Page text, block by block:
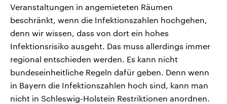
Veranstaltungen in angemieteten Räumen
beschränkt, wenn die Infektionszahlen hochgehen,
denn wir wissen, dass von dort ein hohes
Infektionsrisiko ausgeht. Das muss allerdings immer
regional entschieden werden. Es kann nicht
bundeseinheitliche Regeln dafür geben. Denn wenn
in Bayern die Infektionszahlen hoch sind, kann man
nicht in Schleswig-Holstein Restriktionen anordnen.